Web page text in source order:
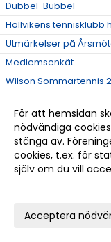
Dubbel-Bubbel
Höllvikens tennisklubb
Utmärkelser på
Medlemsenkät
Wilson Sommartennis
Årsmöte
Tävlingsresultat
Tävlingsresultat
Tennisprojektet i
Vårens If SO Tour
För att hemsidan
nödvändiga
stänga av.
cookies, t.ex. för
själv om du vill
Acceptera